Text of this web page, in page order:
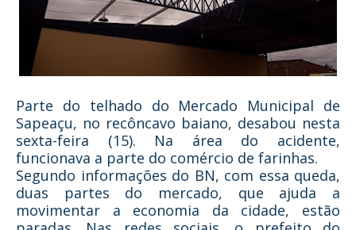
Parte do telhado do Mercado Municipal de
Sapeaçu, no recôncavo baiano, desabou nesta
sexta-feira (15). Na área do acidente,
funcionava a parte do comércio de farinhas.
Segundo informações do BN, com essa queda,
duas partes do mercado, que ajuda a
movimentar a economia da cidade, estão